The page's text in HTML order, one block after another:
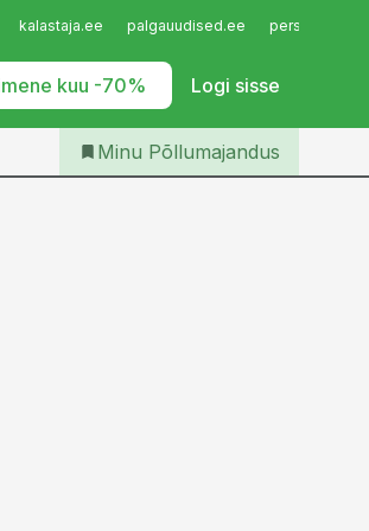
kalastaja.ee palgauudised.ee
kuu -70% Logi sisse
Iseteenindus
Telli Põllumajandus
Minu Põllumajandus